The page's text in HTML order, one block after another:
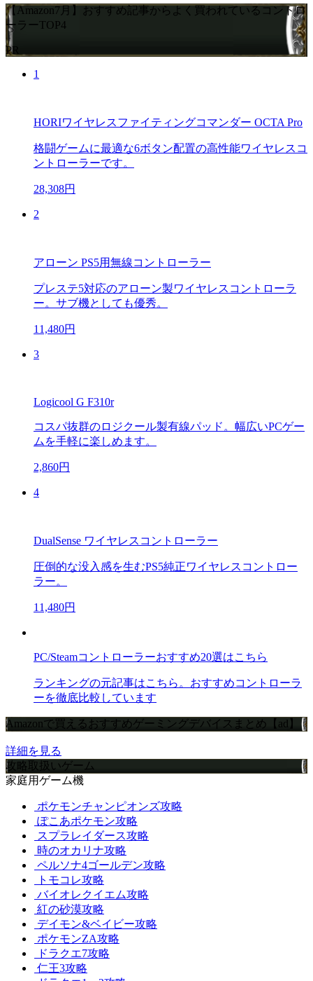
【Amazon7月】おすすめ記事からよく買われているコントロ
ーラーTOP4
PR
1
HORIワイヤレスファイティングコマンダー OCTA Pro
格闘ゲームに最適な6ボタン配置の高性能ワイヤレスコ
ントローラーです。
28,308円
2
アローン PS5用無線コントローラー
プレステ5対応のアローン製ワイヤレスコントローラ
ー。サブ機としても優秀。
11,480円
3
Logicool G F310r
コスパ抜群のロジクール製有線パッド。幅広いPCゲー
ムを手軽に楽しめます。
2,860円
4
DualSense ワイヤレスコントローラー
圧倒的な没入感を生むPS5純正ワイヤレスコントロー
ラー。
11,480円
PC/Steamコントローラーおすすめ20選はこちら
ランキングの元記事はこちら。おすすめコントローラ
ーを徹底比較しています
Amazonで買えるおすすめゲーミングデバイスまとめ【ad】
詳細を見る
攻略取扱いゲーム
家庭用ゲーム機
ポケモンチャンピオンズ攻略
ぽこあポケモン攻略
スプラレイダース攻略
時のオカリナ攻略
ペルソナ4ゴールデン攻略
トモコレ攻略
バイオレクイエム攻略
紅の砂漠攻略
デイモン&ベイビー攻略
ポケモンZA攻略
ドラクエ7攻略
仁王3攻略